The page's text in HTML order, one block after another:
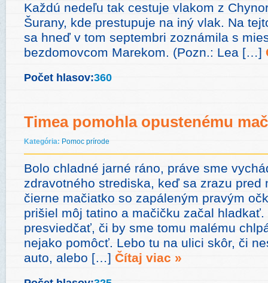
Každú nedeľu tak cestuje vlakom z
Šurany, kde prestupuje na iný vlak. Na
sa hneď v tom septembri zoznámila s
bezdomovcom Marekom. (Pozn.: Lea […]
Počet hlasov:360
Timea pomohla opustenému
Kategória: Pomoc prírode
Bolo chladné jarné ráno, práve sme
zdravotného strediska, keď sa zrazu pred
čierne mačiatko so zapáleným pravým
prišiel môj tatino a mačičku začal
presviedčať, či by sme tomu malému
nejako pomôcť. Lebo tu na ulici skôr, či
auto, alebo […] Čítaj viac »